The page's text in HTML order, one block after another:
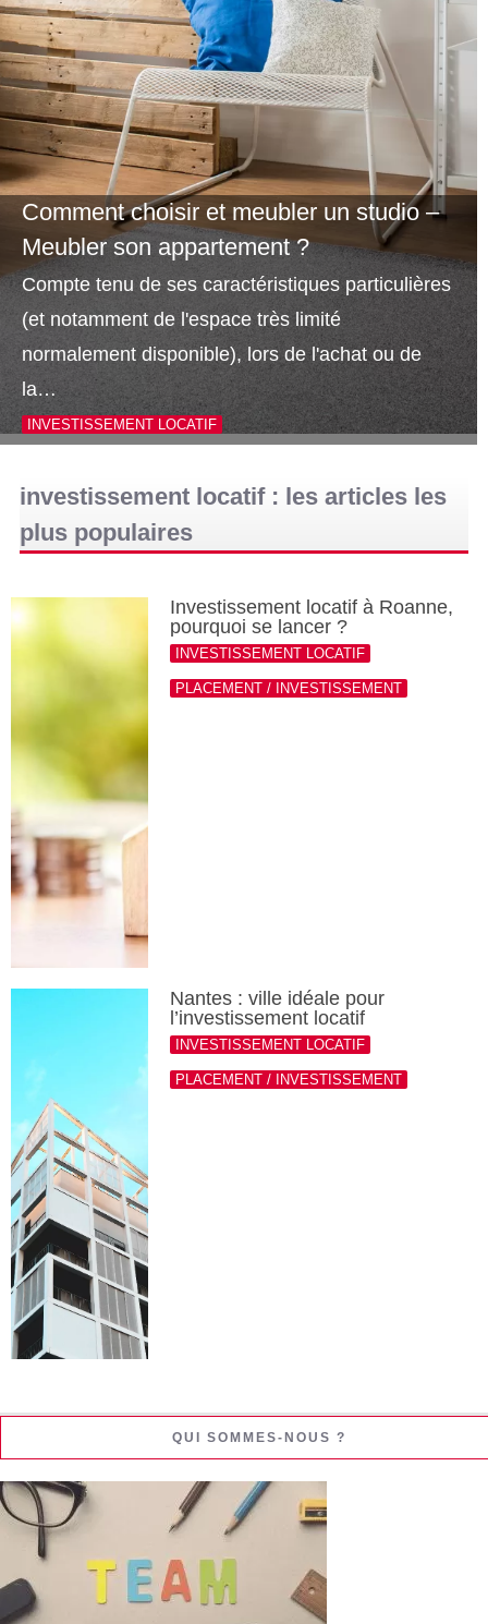
Comment choisir et meubler un studio –
Meubler son appartement ?
Compte tenu de ses caractéristiques particulières
(et notamment de l'espace très limité
normalement disponible), lors de l'achat ou de
la…
INVESTISSEMENT LOCATIF
investissement locatif : les articles les
plus populaires
Investissement locatif à Roanne,
pourquoi se lancer ?
INVESTISSEMENT LOCATIF
PLACEMENT / INVESTISSEMENT
Nantes : ville idéale pour
l’investissement locatif
INVESTISSEMENT LOCATIF
PLACEMENT / INVESTISSEMENT
QUI SOMMES-NOUS ?